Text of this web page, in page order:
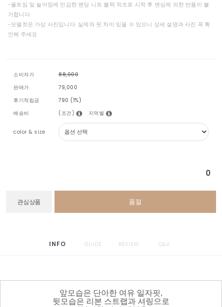
-올트임 및 늘어짐에 민감한 밴딩 니트 블럭 직조로 시착 후 변심에 의한 반품이 불
가합니다
-모델컷은 가상 사진입니다. 실제와 핏 차이 있을 수 있으니 상세 설명과 사진 꼭 확
인해 주세요
소비자가
88,000
판매가
79,000
후기적립금
790 (1%)
배송비
(조건) 지역별
color & size
0
관심상품 품절
INFO GUIDE REVIEW Q&A
앞모습은 단아한 여유 일자핏,
뒷모습은 리본 스트랩과 셔링으로